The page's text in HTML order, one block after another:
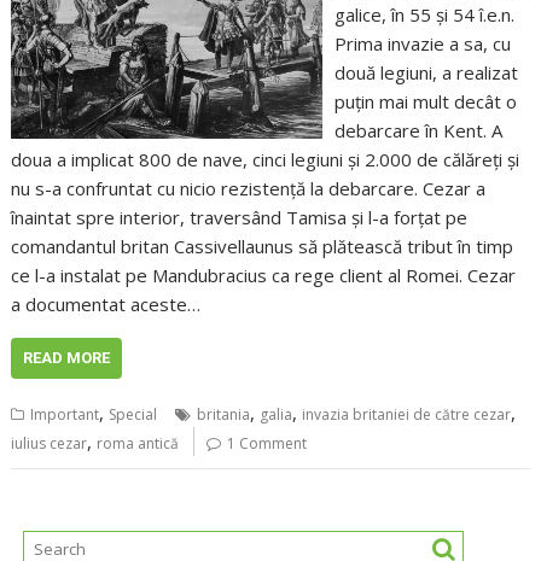
galice, în 55 și 54 î.e.n.
Prima invazie a sa, cu
două legiuni, a realizat
puțin mai mult decât o
debarcare în Kent. A
doua a implicat 800 de nave, cinci legiuni și 2.000 de călăreți și
nu s-a confruntat cu nicio rezistență la debarcare. Cezar a
înaintat spre interior, traversând Tamisa și l-a forțat pe
comandantul britan Cassivellaunus să plătească tribut în timp
ce l-a instalat pe Mandubracius ca rege client al Romei. Cezar
a documentat aceste…
READ MORE
Important, Special britania, galia, invazia britaniei de către cezar,
iulius cezar, roma antică 1 Comment